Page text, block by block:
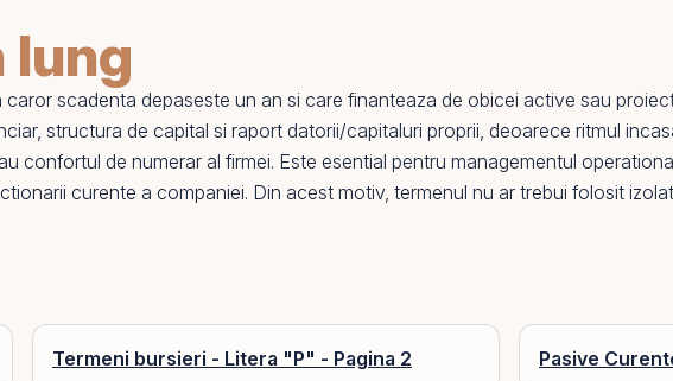
lung
scadenta depaseste un an si care finanteaza de obicei active sau
, structura de capital si raport datorii/capitaluri proprii, deoarece ritmul
confortul de numerar al firmei. Este esential pentru managementul
curente a companiei. Din acest motiv, termenul nu ar trebui folosit
Termeni bursieri - Litera "P" - Pagina 2 Pasive